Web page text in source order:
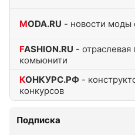
MODA.RU - новости моды
FASHION.RU -
комьюнити
КОНКУРС.РФ -
конкурсов
Подписка